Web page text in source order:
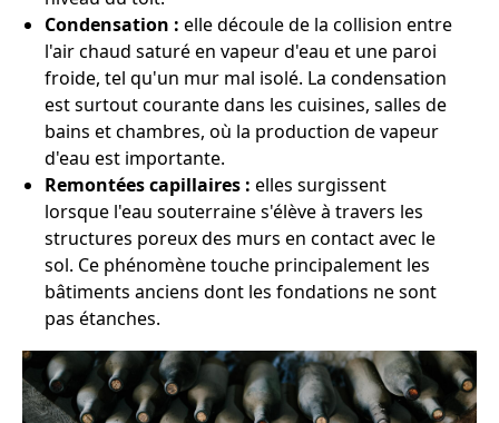
Condensation : elle découle de la collision entre
l'air chaud saturé en vapeur d'eau et une paroi
froide, tel qu'un mur mal isolé. La condensation
est surtout courante dans les cuisines, salles de
bains et chambres, où la production de vapeur
d'eau est importante.
Remontées capillaires : elles surgissent
lorsque l'eau souterraine s'élève à travers les
structures poreux des murs en contact avec le
sol. Ce phénomène touche principalement les
bâtiments anciens dont les fondations ne sont
pas étanches.